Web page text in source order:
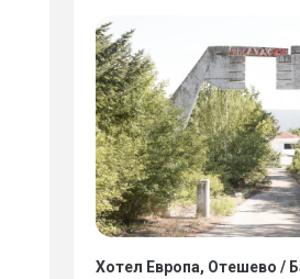
Хотел Европа, Отешево /